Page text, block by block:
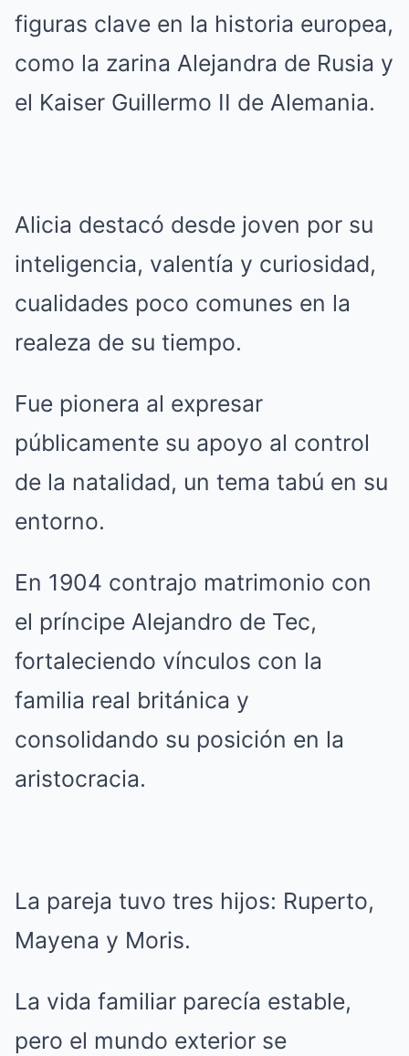
figuras clave en la historia europea,
como la zarina Alejandra de Rusia y
el Kaiser Guillermo II de Alemania.
Alicia destacó desde joven por su
inteligencia, valentía y curiosidad,
cualidades poco comunes en la
realeza de su tiempo.
Fue pionera al expresar
públicamente su apoyo al control
de la natalidad, un tema tabú en su
entorno.
En 1904 contrajo matrimonio con
el príncipe Alejandro de Tec,
fortaleciendo vínculos con la
familia real británica y
consolidando su posición en la
aristocracia.
La pareja tuvo tres hijos: Ruperto,
Mayena y Moris.
La vida familiar parecía estable,
pero el mundo exterior se